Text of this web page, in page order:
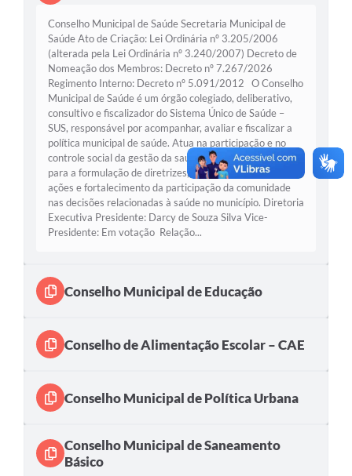
Conselho Municipal de Saúde Secretaria Municipal de
Saúde Ato de Criação: Lei Ordinária nº 3.205/2006
(alterada pela Lei Ordinária nº 3.240/2007) Decreto de
Nomeação dos Membros: Decreto nº 7.267/2026
Regimento Interno: Decreto nº 5.091/2012 O Conselho
Municipal de Saúde é um órgão colegiado, deliberativo,
consultivo e fiscalizador do Sistema Único de Saúde –
SUS, responsável por acompanhar, avaliar e fiscalizar a
política municipal de saúde. Atua na participação e no
controle social da gestão da saúde pública, contribuindo
para a formulação de diretrizes, acompanhamento das
ações e fortalecimento da participação da comunidade
nas decisões relacionadas à saúde no município. Diretoria
Executiva Presidente: Darcy de Souza Silva Vice-
Presidente: Em votação Relação...
Conselho Municipal de Educação
Conselho de Alimentação Escolar – CAE
Conselho Municipal de Política Urbana
Conselho Municipal de Saneamento
Básico